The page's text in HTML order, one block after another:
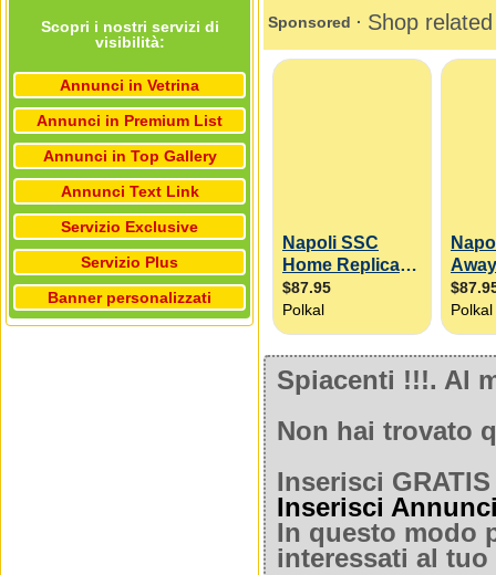
Scopri i nostri servizi di
visibilità:
Annunci in Vetrina
Annunci in Premium List
Annunci in Top Gallery
Annunci Text Link
Servizio Exclusive
Servizio Plus
Banner personalizzati
Spiacenti !!!. Al
Non hai trovato
Inserisci
Inserisci
In questo modo
interessati al